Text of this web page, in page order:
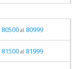
80500al 80999
81500al 81999